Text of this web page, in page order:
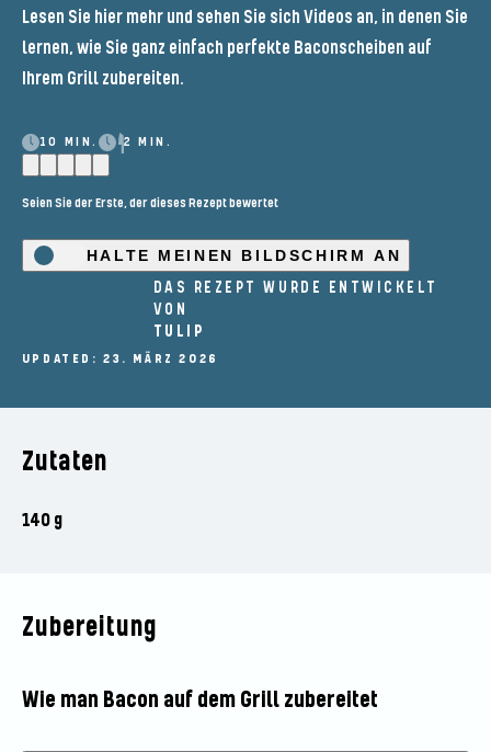
Lesen Sie hier mehr und sehen Sie sich Videos an, in denen Sie
lernen, wie Sie ganz einfach perfekte Baconscheiben auf
Ihrem Grill zubereiten.
10 MIN. 2 MIN.
Seien Sie der Erste, der dieses Rezept bewertet
HALTE MEINEN BILDSCHIRM AN
DAS REZEPT WURDE ENTWICKELT
VON
TULIP
UPDATED: 23. MÄRZ 2026
Zutaten
140 g
Zubereitung
Wie man Bacon auf dem Grill zubereitet